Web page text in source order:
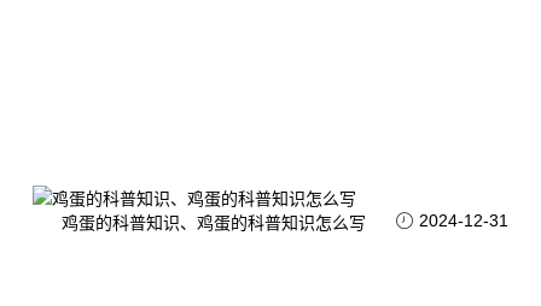
鸡蛋的科普知识、鸡蛋的科普知识怎么写 2024-12-31